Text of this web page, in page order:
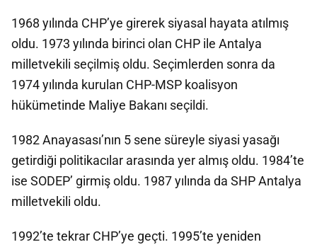
1968 yılında CHP’ye girerek siyasal hayata atılmış
oldu. 1973 yılında birinci olan CHP ile Antalya
milletvekili seçilmiş oldu. Seçimlerden sonra da
1974 yılında kurulan CHP-MSP koalisyon
hükümetinde Maliye Bakanı seçildi.
1982 Anayasası’nın 5 sene süreyle siyasi yasağı
getirdiği politikacılar arasında yer almış oldu. 1984’te
ise SODEP’ girmiş oldu. 1987 yılında da SHP Antalya
milletvekili oldu.
1992’te tekrar CHP’ye geçti. 1995’te yeniden